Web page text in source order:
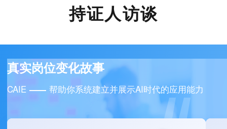
持证人访谈
真实岗位变化故事
CAIE 帮助你系统建立并展示AI时代的应用能力